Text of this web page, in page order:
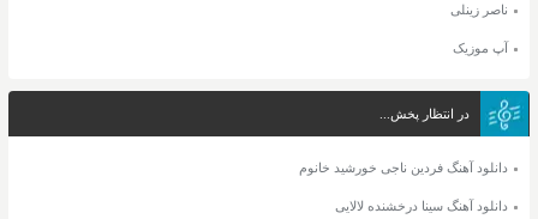
ناصر زینلی
آپ موزیک
در انتظار پخش...
دانلود آهنگ فردین ناجی خورشید خانوم
دانلود آهنگ سینا درخشنده لالایی